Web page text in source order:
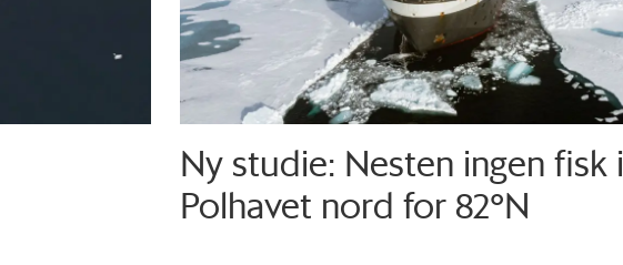
Ny studie: Nesten ingen fisk i
Polhavet nord for 82°N